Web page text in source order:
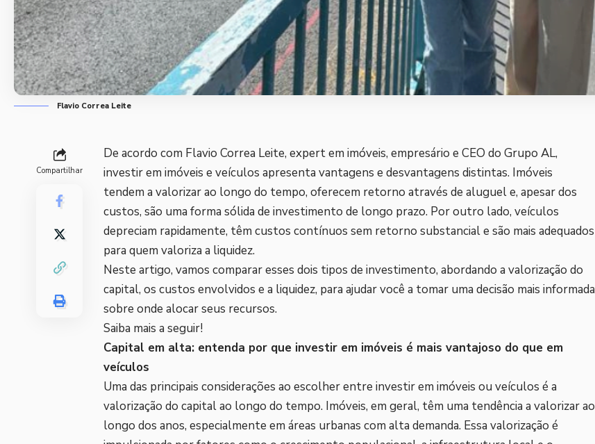
Flavio Correa Leite
Compartilhar
De acordo com Flavio Correa Leite, expert em imóveis, empresário e CEO do Grupo AL,
investir em imóveis e veículos apresenta vantagens e desvantagens distintas. Imóveis
tendem a valorizar ao longo do tempo, oferecem retorno através de aluguel e, apesar dos
custos, são uma forma sólida de investimento de longo prazo. Por outro lado, veículos
depreciam rapidamente, têm custos contínuos sem retorno substancial e são mais adequados
para quem valoriza a liquidez.
Neste artigo, vamos comparar esses dois tipos de investimento, abordando a valorização do
capital, os custos envolvidos e a liquidez, para ajudar você a tomar uma decisão mais informada
sobre onde alocar seus recursos.
Saiba mais a seguir!
Capital em alta: entenda por que investir em imóveis é mais vantajoso do que em
veículos
Uma das principais considerações ao escolher entre investir em imóveis ou veículos é a
valorização do capital ao longo do tempo. Imóveis, em geral, têm uma tendência a valorizar ao
longo dos anos, especialmente em áreas urbanas com alta demanda. Essa valorização é